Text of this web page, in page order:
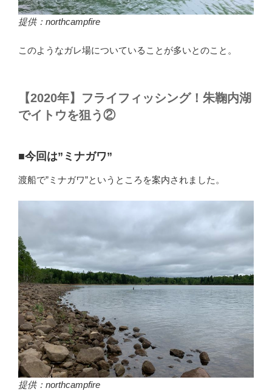
提供：northcampfire
このようなガレ場についていることが多いとのこと。
【2020年】フライフィッシング！朱鞠内湖
でイトウを狙う②
■今回は”ミナガワ”
渡船で”ミナガワ”というところを案内されました。
提供：northcampfire